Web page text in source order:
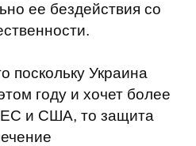
ее бездействия со
поскольку Украина
году и хочет более
и США, то защита